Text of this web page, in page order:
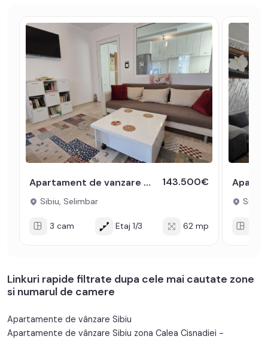
Apartament de vanzare 62 mp 3 camere decomandate parcare Selimbar 143.500€
Sibiu, Selimbar
3 cam Etaj 1/3 62 mp
Sibiu,
Linkuri rapide filtrate dupa cele mai cautate zone
si numarul de camere
Apartamente de vânzare Sibiu
Apartamente de vânzare Sibiu zona Calea Cisnadiei -